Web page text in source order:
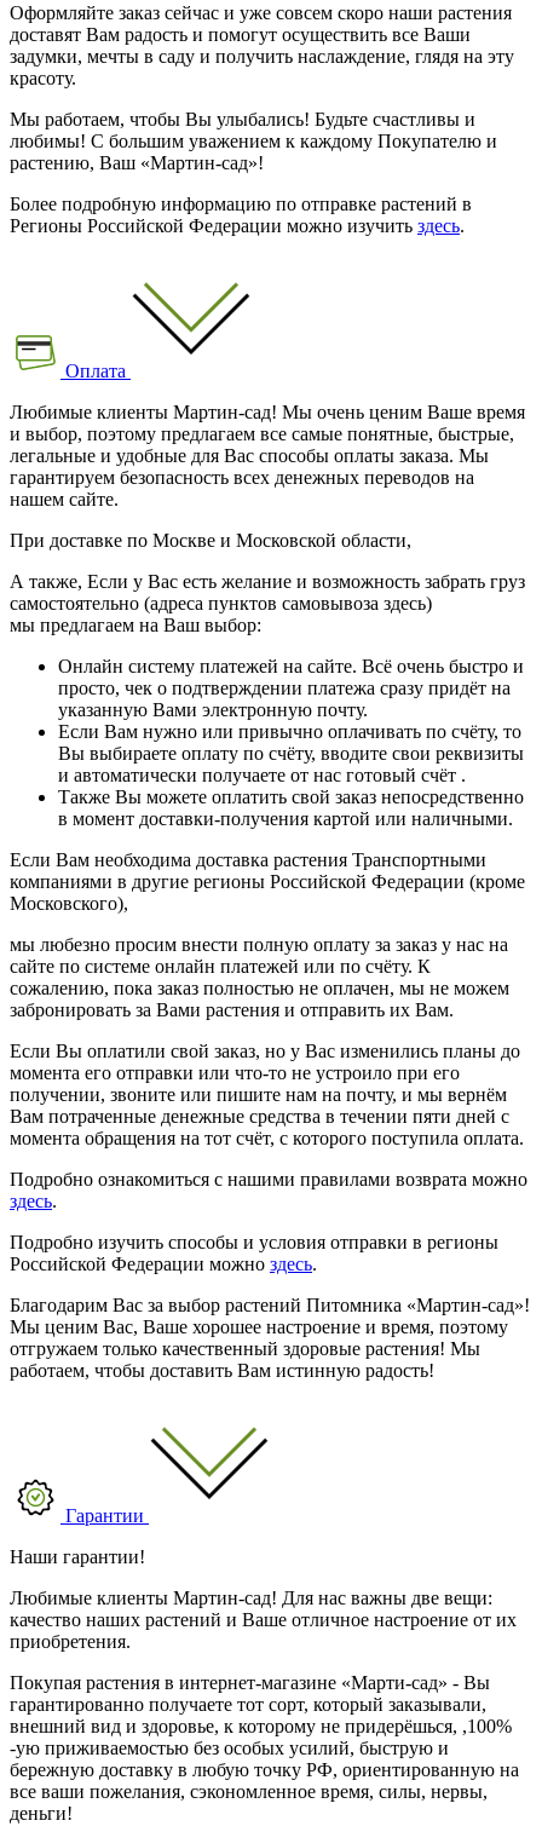
Оформляйте заказ сейчас и уже совсем скоро наши растения
доставят Вам радость и помогут осуществить все Ваши
задумки, мечты в саду и получить наслаждение, глядя на эту
красоту.
Мы работаем, чтобы Вы улыбались! Будьте счастливы и
любимы! С большим уважением к каждому Покупателю и
растению, Ваш «Мартин-сад»!
Более подробную информацию по отправке растений в
Регионы Российской Федерации можно изучить здесь.
Оплата
Любимые клиенты Мартин-сад! Мы очень ценим Ваше время
и выбор, поэтому предлагаем все самые понятные, быстрые,
легальные и удобные для Вас способы оплаты заказа. Мы
гарантируем безопасность всех денежных переводов на
нашем сайте.
При доставке по Москве и Московской области,
А также, Если у Вас есть желание и возможность забрать груз
самостоятельно (адреса пунктов самовывоза здесь)
мы предлагаем на Ваш выбор:
Онлайн систему платежей на сайте. Всё очень быстро и
просто, чек о подтверждении платежа сразу придёт на
указанную Вами электронную почту.
Если Вам нужно или привычно оплачивать по счёту, то
Вы выбираете оплату по счёту, вводите свои реквизиты
и автоматически получаете от нас готовый счёт .
Также Вы можете оплатить свой заказ непосредственно
в момент доставки-получения картой или наличными.
Если Вам необходима доставка растения Транспортными
компаниями в другие регионы Российской Федерации (кроме
Московского),
мы любезно просим внести полную оплату за заказ у нас на
сайте по системе онлайн платежей или по счёту. К
сожалению, пока заказ полностью не оплачен, мы не можем
забронировать за Вами растения и отправить их Вам.
Если Вы оплатили свой заказ, но у Вас изменились планы до
момента его отправки или что-то не устроило при его
получении, звоните или пишите нам на почту, и мы вернём
Вам потраченные денежные средства в течении пяти дней с
момента обращения на тот счёт, с которого поступила оплата.
Подробно ознакомиться с нашими правилами возврата можно
здесь.
Подробно изучить способы и условия отправки в регионы
Российской Федерации можно здесь.
Благодарим Вас за выбор растений Питомника «Мартин-сад»!
Мы ценим Вас, Ваше хорошее настроение и время, поэтому
отгружаем только качественный здоровые растения! Мы
работаем, чтобы доставить Вам истинную радость!
Гарантии
Наши гарантии!
Любимые клиенты Мартин-сад! Для нас важны две вещи:
качество наших растений и Ваше отличное настроение от их
приобретения.
Покупая растения в интернет-магазине «Марти-сад» - Вы
гарантированно получаете тот сорт, который заказывали,
внешний вид и здоровье, к которому не придерёшься, ,100%
-ую приживаемостью без особых усилий, быструю и
бережную доставку в любую точку РФ, ориентированную на
все ваши пожелания, сэкономленное время, силы, нервы,
деньги!